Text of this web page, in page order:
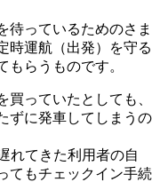
待っているためのさま
時運航（出発）を守る
らうものです。
っていたとしても、
ずに発車してしまうの
れてきた利用者の自
てもチェックイン手続